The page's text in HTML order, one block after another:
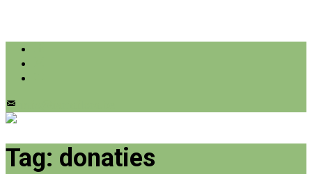
Tag: donaties